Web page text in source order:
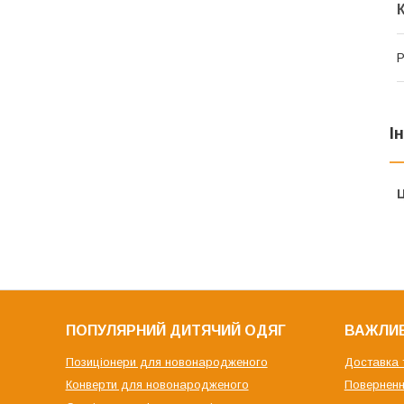
ПОПУЛЯРНИЙ ДИТЯЧИЙ ОДЯГ
Позиціонери для новонародженого
Конверти для новонародженого
Доставка